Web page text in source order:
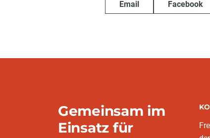
Email Facebook
Gemeinsam im
Einsatz für